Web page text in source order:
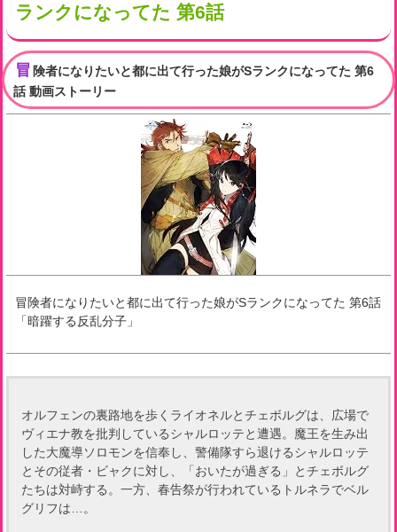
ランクになってた 第6話
冒 険者になりたいと都に出て行った娘がSランクになってた 第6
話 動画ストーリー
冒険者になりたいと都に出て行った娘がSランクになってた 第6話
「暗躍する反乱分子 」
オルフェンの裏路地を歩くライオネルとチェボルグは、広場で
ヴィエナ教を批判しているシャルロッテと遭遇。魔王を生み出
した大魔導ソロモンを信奉し、警備隊すら退けるシャルロッテ
とその従者・ビャクに対し、「おいたが過ぎる」とチェボルグ
たちは対峙する。一方、春告祭が行われているトルネラでベル
グリフは…。